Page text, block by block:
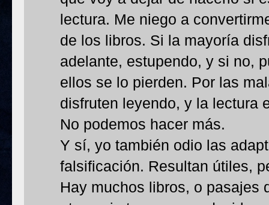
lectura. Me niego a
de los libros. Si la mayoría
adelante, estupendo, y si no,
ellos se lo pierden. Por las
disfruten leyendo, y la lectura
No podemos hacer más.
Y sí, yo también odio las
falsificación. Resultan útiles,
Hay muchos libros, o pasajes